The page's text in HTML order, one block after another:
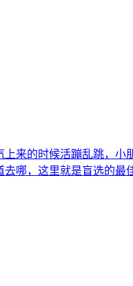
来的时候活蹦乱跳，
哪，这里就是盲选的最